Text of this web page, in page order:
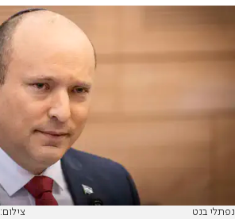
נפתלי בנט צילום: Olivier Fitoussi/ Flash90